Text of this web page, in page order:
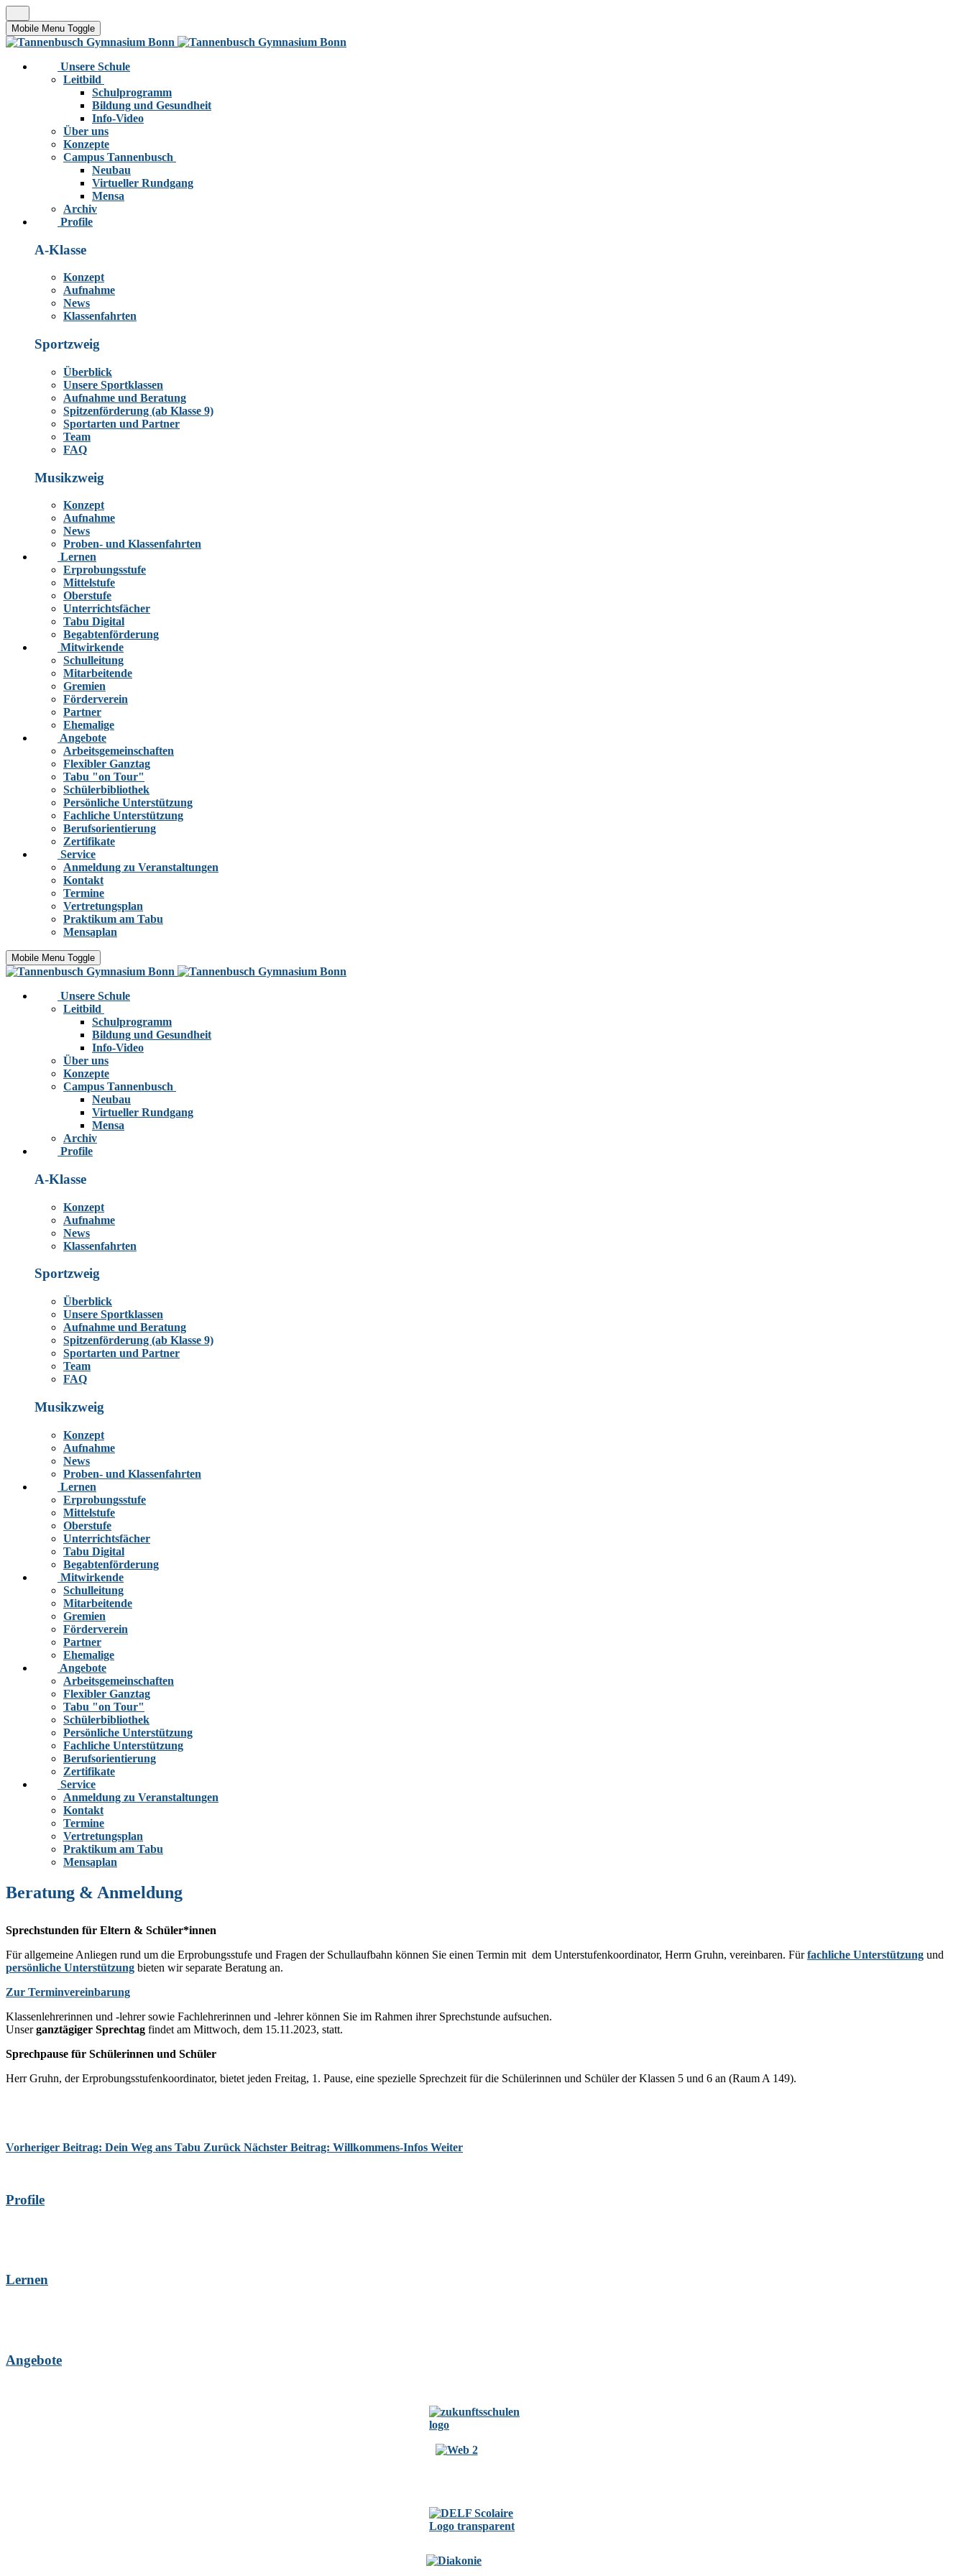
Mobile Menu Toggle
Unsere Schule
Leitbild
Schulprogramm
Bildung und Gesundheit
Info-Video
Über uns
Konzepte
Campus Tannenbusch
Neubau
Virtueller Rundgang
Mensa
Archiv
Profile
A-Klasse
Konzept
Aufnahme
News
Klassenfahrten
Sportzweig
Überblick
Unsere Sportklassen
Aufnahme und Beratung
Spitzenförderung (ab Klasse 9)
Sportarten und Partner
Team
FAQ
Musikzweig
Konzept
Aufnahme
News
Proben- und Klassenfahrten
Lernen
Erprobungsstufe
Mittelstufe
Oberstufe
Unterrichtsfächer
Tabu Digital
Begabtenförderung
Mitwirkende
Schulleitung
Mitarbeitende
Gremien
Förderverein
Partner
Ehemalige
Angebote
Arbeitsgemeinschaften
Flexibler Ganztag
Tabu "on Tour"
Schülerbibliothek
Persönliche Unterstützung
Fachliche Unterstützung
Berufsorientierung
Zertifikate
Service
Anmeldung zu Veranstaltungen
Kontakt
Termine
Vertretungsplan
Praktikum am Tabu
Mensaplan
Mobile Menu Toggle
Unsere Schule
Leitbild
Schulprogramm
Bildung und Gesundheit
Info-Video
Über uns
Konzepte
Campus Tannenbusch
Neubau
Virtueller Rundgang
Mensa
Archiv
Profile
A-Klasse
Konzept
Aufnahme
News
Klassenfahrten
Sportzweig
Überblick
Unsere Sportklassen
Aufnahme und Beratung
Spitzenförderung (ab Klasse 9)
Sportarten und Partner
Team
FAQ
Musikzweig
Konzept
Aufnahme
News
Proben- und Klassenfahrten
Lernen
Erprobungsstufe
Mittelstufe
Oberstufe
Unterrichtsfächer
Tabu Digital
Begabtenförderung
Mitwirkende
Schulleitung
Mitarbeitende
Gremien
Förderverein
Partner
Ehemalige
Angebote
Arbeitsgemeinschaften
Flexibler Ganztag
Tabu "on Tour"
Schülerbibliothek
Persönliche Unterstützung
Fachliche Unterstützung
Berufsorientierung
Zertifikate
Service
Anmeldung zu Veranstaltungen
Kontakt
Termine
Vertretungsplan
Praktikum am Tabu
Mensaplan
Beratung & Anmeldung
Sprechstunden für Eltern & Schüler*innen
Für allgemeine Anliegen rund um die Erprobungsstufe und Fragen der Schullaufbahn können Sie einen Termin mit dem Unterstufenkoordinator, Herrn Gruhn, vereinbaren. Fürfachliche Unterstützung und
persönliche Unterstützung bieten wir separate Beratung an.
Zur Terminvereinbarung
Klassenlehrerinnen und -lehrer sowie Fachlehrerinnen und -lehrer können Sie im Rahmen ihrer Sprechstunde aufsuchen.
Unserganztägiger Sprechtag findet am Mittwoch, dem 15.11.2023, statt.
Sprechpause für Schülerinnen und Schüler
Herr Gruhn, der Erprobungsstufenkoordinator, bietet jeden Freitag, 1. Pause, eine spezielle Sprechzeit für die Schülerinnen und Schüler der Klassen 5 und 6 an (Raum A 149).
Vorheriger Beitrag: Dein Weg ans Tabu Zurück Nächster Beitrag: Willkommens-Infos Weiter
Profile
Lernen
Angebote